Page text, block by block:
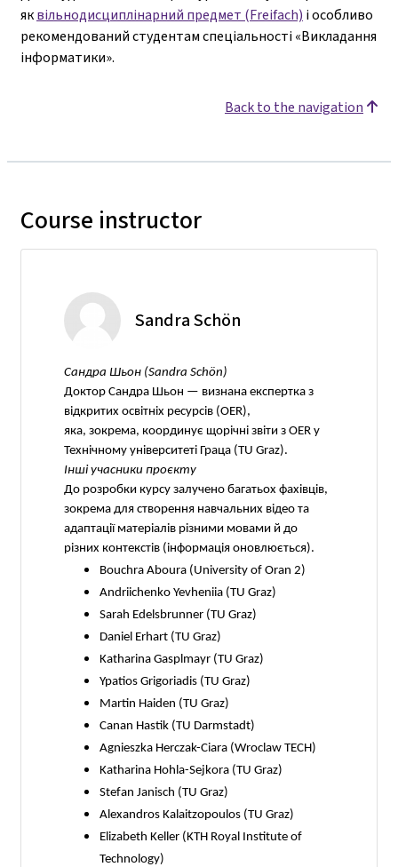
яквільнодисциплінарний предмет (Freifach) і особливо
рекомендований студентам спеціальності «Викладання
інформатики».
Back to the navigation
Course instructor
Sandra Schön
Сандра Шьон (Sandra Schön)
Доктор Сандра Шьон — визнана експертка з
відкритих освітніх ресурсів (OER),
яка, зокрема, координує щорічні звіти з OER у
Технічному університеті Граца (TU Graz).
Інші учасники проєкту
До розробки курсу залучено багатьох фахівців,
зокрема для створення навчальних відео та
адаптації матеріалів різними мовами й до
різних контекстів (інформація оновлюється).
Bouchra Aboura (University of Oran 2)
Andriichenko Yevheniia (TU Graz)
Sarah Edelsbrunner (TU Graz)
Daniel Erhart (TU Graz)
Katharina Gasplmayr (TU Graz)
Ypatios Grigoriadis (TU Graz)
Martin Haiden (TU Graz)
Canan Hastik (TU Darmstadt)
Agnieszka Herczak-Ciara (Wroclaw TECH)
Katharina Hohla-Sejkora (TU Graz)
Stefan Janisch (TU Graz)
Alexandros Kalaitzopoulos (TU Graz)
Elizabeth Keller (KTH Royal Institute of
Technology)